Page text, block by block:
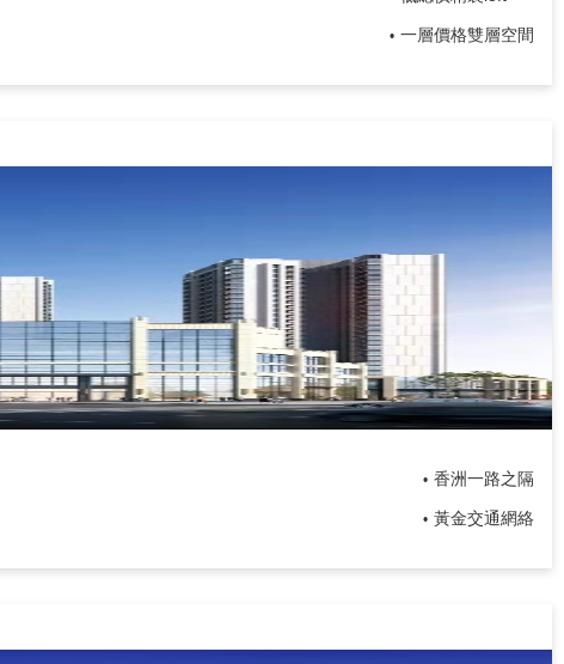
• 一層價格雙層空間
• 香洲一路之隔
• ​黃金交通網絡